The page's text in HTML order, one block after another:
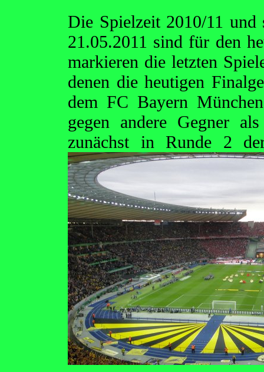
Die Spielzeit 2010/11 und
21.05.2011 sind für den
markieren die letzten
denen die heutigen
dem FC Bayern
gegen andere Gegner
zunächst in Runde 2